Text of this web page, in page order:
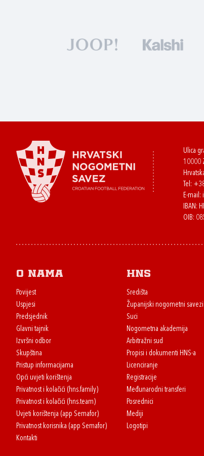
Ulica
10000
Tel:
E-mail:
IBAN:
OIB:
O nama
Povijest
Uspjesi
Predsjednik
Glavni tajnik
Izvršni odbor
Skupština
Pristup informacijama
Opći uvjeti korištenja
Privatnost i kolačići (hns.family)
Privatnost i kolačići (hns.team)
Uvjeti korištenja (app Semafor)
Privatnost korisnika (app Semafor)
Kontakti
HNS
Središta
Županijski nogometni savezi
Suci
Nogometna akademija
Arbitražni sud
Propisi i dokumenti HNS-a
Licenciranje
Registracije
Međunarodni transferi
Posrednici
Mediji
Logotipi